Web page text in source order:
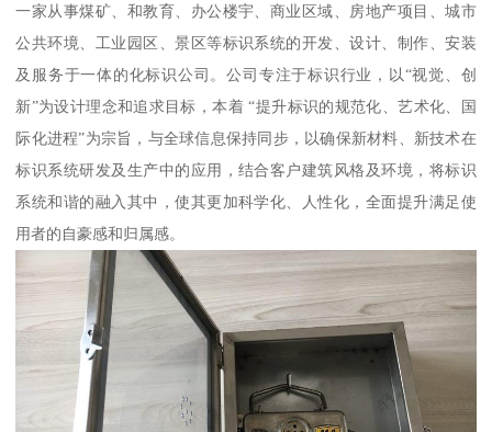
一家从事煤矿、和教育、办公楼宇、商业区域、房地产项目、城市
公共环境、工业园区、景区等标识系统的开发、设计、制作、安装
及服务于一体的化标识公司。公司专注于标识行业，以“视觉、创
新”为设计理念和追求目标，本着 “提升标识的规范化、艺术化、国
际化进程”为宗旨，与全球信息保持同步，以确保新材料、新技术在
标识系统研发及生产中的应用，结合客户建筑风格及环境，将标识
系统和谐的融入其中，使其更加科学化、人性化，全面提升满足使
用者的自豪感和归属感。